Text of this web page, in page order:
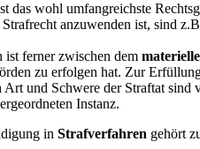
das wohl umfangreichste
anzuwenden ist, sind
ist ferner zwischen dem
zu erfolgen hat. Zur
Art und Schwere der Straftat
Instanz.
in Strafverfahren gehört